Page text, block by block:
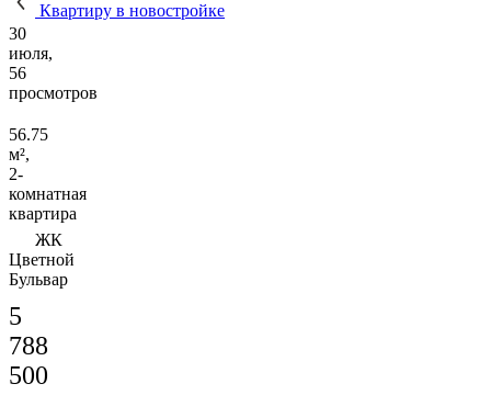
Квартиру в новостройке
30
июля,
56
просмотров
56.75
м²,
2-
комнатная
квартира
ЖК
Цветной
Бульвар
5
788
500